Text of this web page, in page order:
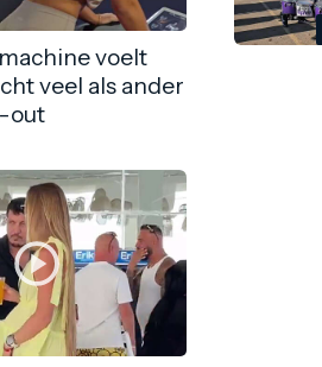
voelt
veel als ander
out